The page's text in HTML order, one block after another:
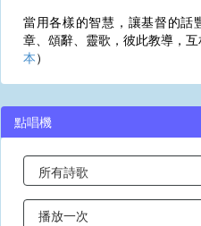
當用各樣的智慧，讓基督的話
章、頌辭、靈歌，彼此教導，
本）
點唱機